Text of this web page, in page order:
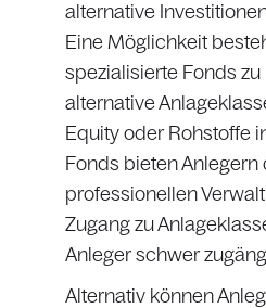
alternative
Eine Möglichkeit
spezialisierte Fonds
alternative
Equity oder Rohstoffe
Fonds bieten Anlegern
professionellen
Zugang zu
Anleger schwer
Alternativ können